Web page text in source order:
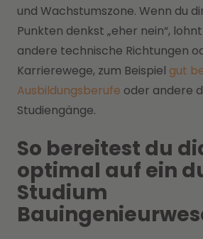
und Wachstumszone. Wenn du
Punkten denkst „eher nein“,
andere technische Richtungen
Karrierewege, zum Beispiel gut
Ausbildungsberufe oder andere
Studiengänge.
So bereitest du
optimal auf ein
Studium